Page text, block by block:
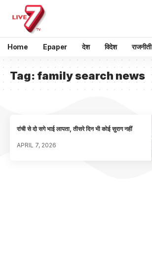
Home Epaper देश विदेश राजनीती
Tag: family search news
रांची से दो सगे भाई लापता, तीसरे दिन भी कोई सुराग नहीं
APRIL 7, 2026